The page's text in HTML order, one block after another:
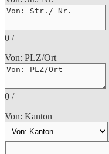
0 /
Von: PLZ/Ort
0 /
Von: Kanton